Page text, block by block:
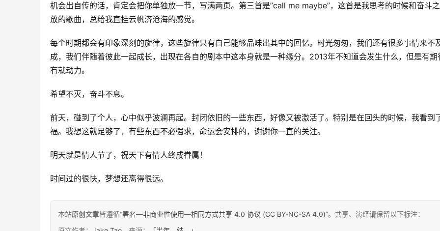
机会出自传的话，肯定会把你单独放一节，写满两页。第三首是”call me maybe”，这首是我思考的时候和奋斗
放的歌曲，总给我直挂云帆济沧海的感觉。
每个时期都会有印象深刻的旋律，这些旋律只有自己能够品味出其中的回忆。时光匆匆，我们还有很多事情来不
成，我们伴随着彼此一起成长，出现在各自的剧本中这本身就是一种缘分。2013年不知道会发生什么，但是有期
有就动力。
希望不灭，奋斗不息。
前天，碰到了个人，心中似乎波澜再起。封闭依旧的一些东西，好像又被激活了。特别是在回头的时候，我看到
福。我想这就足够了，有些东西不必强求，命运会安排的，谢谢你一直的关注。
明天就是情人节了，祝天下有情人终成眷属！
时间过的很快，梦想还离得很远。
本站原创文章皆遵循“署名—非商业性使用—相同方式共享 4.0 协议 (CC BY-NC-SA 4.0)”。共享、演绎请保留以下标注：